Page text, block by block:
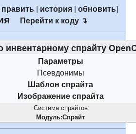
править | история | обновить]
Перейти к коду ↴
инвентарному спрайту
Параметры
Псевдонимы
Шаблон спрайта
Изображение спрайта
Система спрайтов
Модуль:Спрайт